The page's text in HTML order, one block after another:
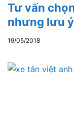
Tư vấn
nhưng lưu
19/05/2018